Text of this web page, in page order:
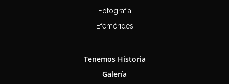
Fotografía
Efemérides
Tenemos Historia
Galería